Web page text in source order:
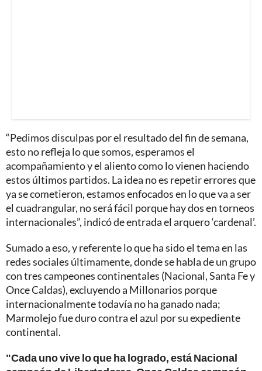
“Pedimos disculpas por el resultado del fin de semana,
esto no refleja lo que somos, esperamos el
acompañamiento y el aliento como lo vienen haciendo
estos últimos partidos. La idea no es repetir errores que
ya se cometieron, estamos enfocados en lo que va a ser
el cuadrangular, no será fácil porque hay dos en torneos
internacionales”, indicó de entrada el arquero ‘cardenal’.
Sumado a eso, y referente lo que ha sido el tema en las
redes sociales últimamente, donde se habla de un grupo
con tres campeones continentales (Nacional, Santa Fe y
Once Caldas), excluyendo a Millonarios porque
internacionalmente todavía no ha ganado nada;
Marmolejo fue duro contra el azul por su expediente
continental.
"Cada uno vive lo que ha logrado, está Nacional